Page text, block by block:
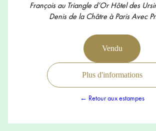
François au Triangle d’Or Hôtel des
Denis de la Châtre à Paris Avec
Vendu
Plus d'informations
← Retour aux estampes